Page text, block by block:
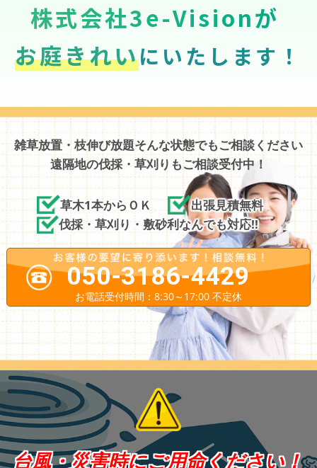
株式会社3e-Visionが
お庭きれいにいたします！
雑草放置・枝伸び放題そんな状態でもご相談ください
遠隔地の伐採・草刈りもご相談受付中！
草木1本からＯＫ
出張見積無料
伐採・草刈り・敷砂利なんでも対応!!
050-3186-4429
お電話受付時間：8:30～17:00 不定休
台風・災害時にご用命ください！